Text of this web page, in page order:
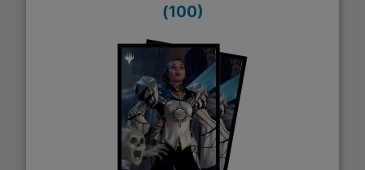
(100)